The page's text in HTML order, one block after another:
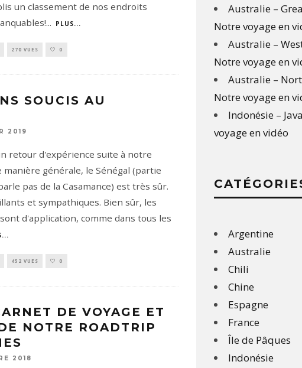
un classement de nos endroits
... PLUS...
270 VUES 0
SOUCIS AU
2019
retour d'expérience suite à notre
manière générale, le Sénégal (partie
pas de la Casamance) est très sûr.
et sympathiques. Bien sûr, les
d'application, comme dans tous les
452 VUES 0
DE VOYAGE ET
NOTRE ROADTRIP
2018
Australie –
Notre voyage en
Australie –
Notre voyage en
Australie –
Notre voyage en
Indonésie –
voyage en vidéo
Argentine
Australie
Chili
Chine
Espagne
France
Île de Pâques
Indonésie